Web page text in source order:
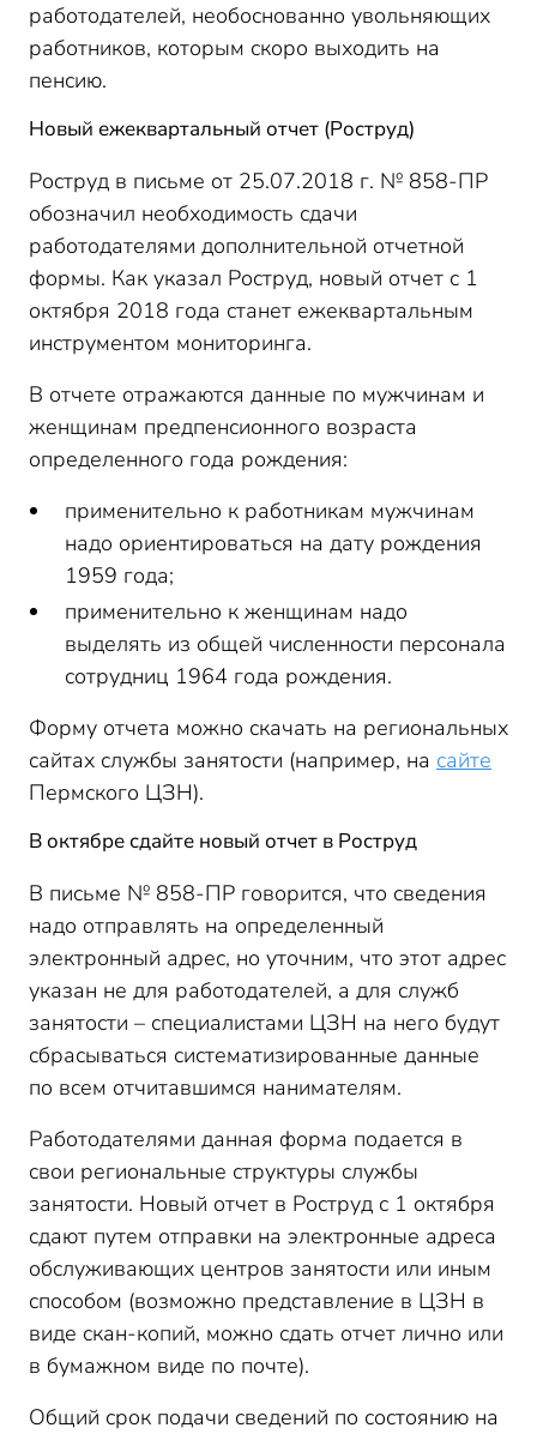
работодателей, необоснованно увольняющих
работников, которым скоро выходить на
пенсию.
Новый ежеквартальный отчет (Роструд)
Роструд в письме от 25.07.2018 г. № 858-ПР
обозначил необходимость сдачи
работодателями дополнительной отчетной
формы. Как указал Роструд, новый отчет с 1
октября 2018 года станет ежеквартальным
инструментом мониторинга.
В отчете отражаются данные по мужчинам и
женщинам предпенсионного возраста
определенного года рождения:
применительно к работникам мужчинам
надо ориентироваться на дату рождения
1959 года;
применительно к женщинам надо
выделять из общей численности персонала
сотрудниц 1964 года рождения.
Форму отчета можно скачать на региональных
сайтах службы занятости (например, на сайте
Пермского ЦЗН).
В октябре сдайте новый отчет в Роструд
В письме № 858-ПР говорится, что сведения
надо отправлять на определенный
электронный адрес, но уточним, что этот адрес
указан не для работодателей, а для служб
занятости – специалистами ЦЗН на него будут
сбрасываться систематизированные данные
по всем отчитавшимся нанимателям.
Работодателями данная форма подается в
свои региональные структуры службы
занятости. Новый отчет в Роструд с 1 октября
сдают путем отправки на электронные адреса
обслуживающих центров занятости или иным
способом (возможно представление в ЦЗН в
виде скан-копий, можно сдать отчет лично или
в бумажном виде по почте).
Общий срок подачи сведений по состоянию на